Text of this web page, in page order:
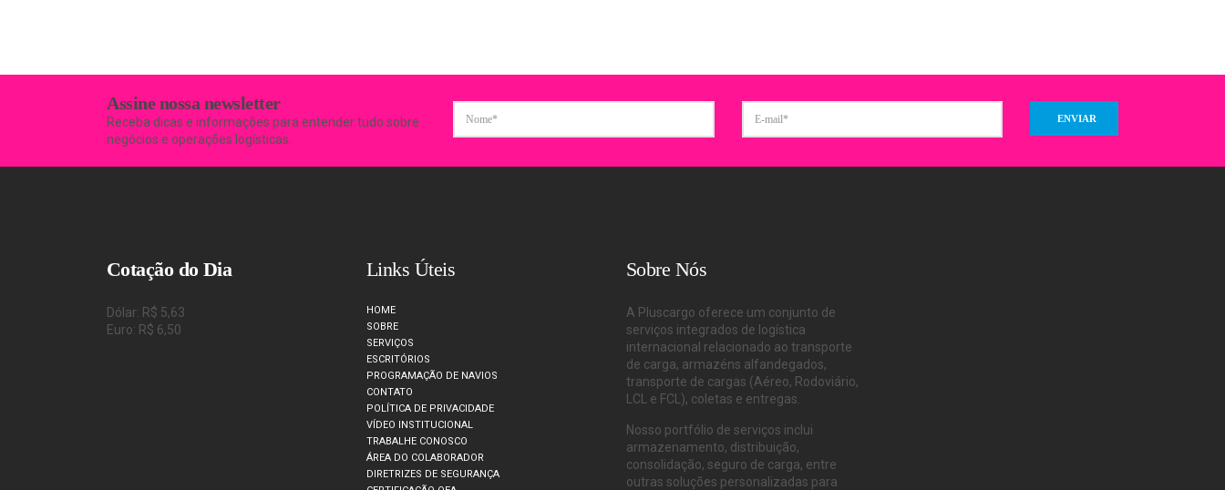
Assine nossa newsletter
Receba dicas e informações para entender tudo sobre
negócios e operações logísticas.
Cotação do Dia
Dólar: R$ 5,63
Euro: R$ 6,50
Links Úteis
HOME
SOBRE
SERVIÇOS
ESCRITÓRIOS
PROGRAMAÇÃO DE NAVIOS
CONTATO
POLÍTICA DE PRIVACIDADE
VÍDEO INSTITUCIONAL
TRABALHE CONOSCO
ÁREA DO COLABORADOR
DIRETRIZES DE SEGURANÇA
Sobre Nós
A Pluscargo oferece um conjunto de
serviços integrados de logística
internacional relacionado ao transporte
de carga, armazéns alfandegados,
transporte de cargas (Aéreo, Rodoviário,
LCL e FCL), coletas e entregas.
Nosso portfólio de serviços inclui
armazenamento, distribuição,
consolidação, seguro de carga, entre
outras soluções personalizadas para